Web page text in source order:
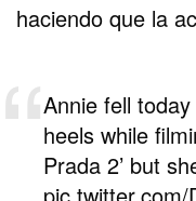
haciendo que la
Annie fell
heels while
Prada 2’ but